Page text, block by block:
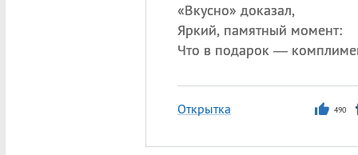
«Вкусно» доказал,
Яркий, памятный момент:
Что в подарок —
Открытка 490